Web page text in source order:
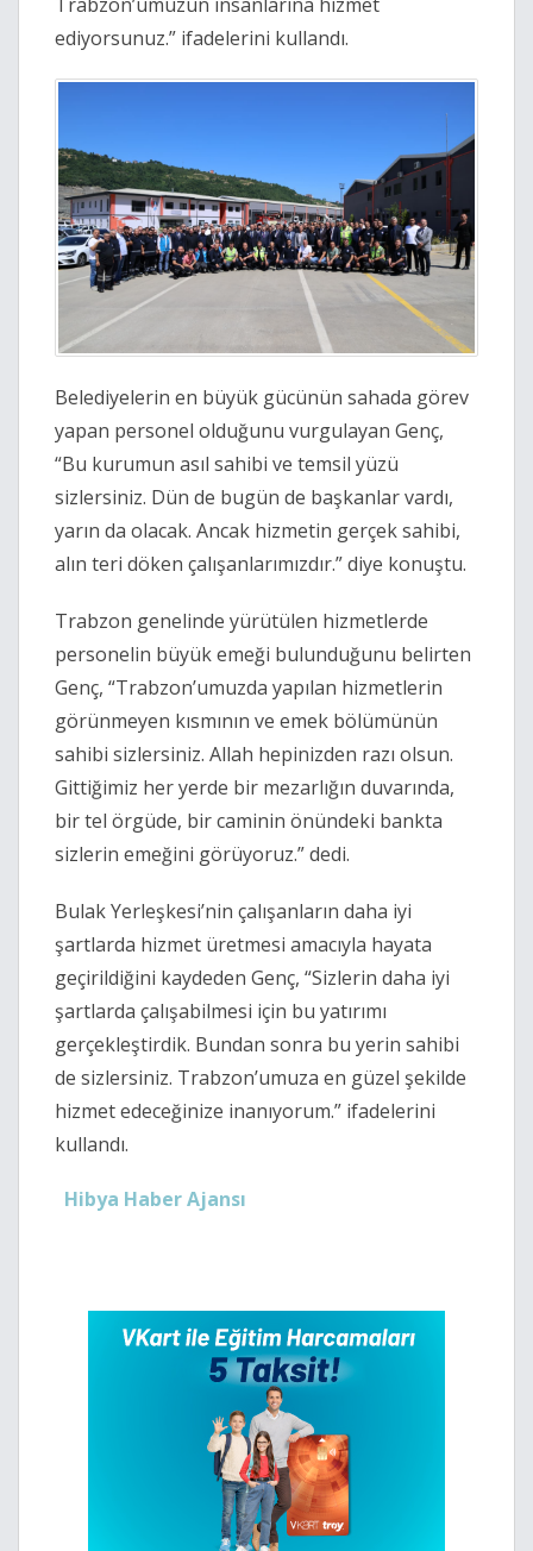
ediyorsunuz.” ifadelerini kullandı.
Belediyelerin en büyük gücünün sahada görev
yapan personel olduğunu vurgulayan Genç,
“Bu kurumun asıl sahibi ve temsil yüzü
sizlersiniz. Dün de bugün de başkanlar vardı,
yarın da olacak. Ancak hizmetin gerçek sahibi,
alın teri döken çalışanlarımızdır.” diye konuştu.
Trabzon genelinde yürütülen hizmetlerde
personelin büyük emeği bulunduğunu belirten
Genç, “Trabzon’umuzda yapılan hizmetlerin
görünmeyen kısmının ve emek bölümünün
sahibi sizlersiniz. Allah hepinizden razı olsun.
Gittiğimiz her yerde bir mezarlığın duvarında,
bir tel örgüde, bir caminin önündeki bankta
sizlerin emeğini görüyoruz.” dedi.
Bulak Yerleşkesi’nin çalışanların daha iyi
şartlarda hizmet üretmesi amacıyla hayata
geçirildiğini kaydeden Genç, “Sizlerin daha iyi
şartlarda çalışabilmesi için bu yatırımı
gerçekleştirdik. Bundan sonra bu yerin sahibi
de sizlersiniz. Trabzon’umuza en güzel şekilde
hizmet edeceğinize inanıyorum.” ifadelerini
kullandı.
Hibya Haber Ajansı